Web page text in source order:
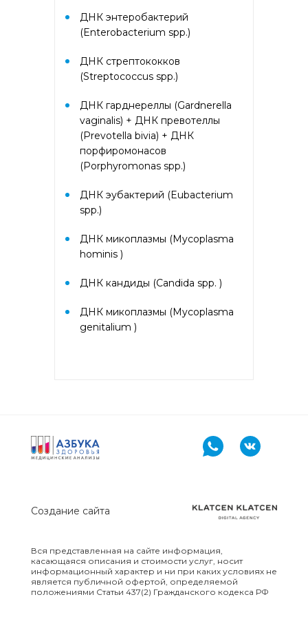
rPhl p5b, Тимофеевка луговая,
аллергокомпонент, g214 rPhl p7,
Аллергокомплекс «Прогноз
травы» IgE (ImmunoCAP)
(аллергокомпоненты: Амброзия
w230 nAmb a1, Полынь, w231
nArt v1 и w233 nArt v3,
Тимофеевка луговая, g214 rPhl
p7, rPhl p12)
Аллергокомплекс перед
вакцинацией IgE (ImmunoCap)
f245, Триптаза)
Аллергокомплекс
предоперационный IgE
Желатин коровий с74, Латекс
k82, Хлоргексидин с8)
дополнительные
ингаляционные: курица, тополь)
(основные ингаляционные
основные пищевые: яичный
белок, молоко; дополнительные
пищевые: арахис)
ДНК энтеробактерий
(Enterobacterium spp.)
ДНК стрептококков
(Streptococcus spp.)
ДНК гарднереллы (Gardnerella
vaginalis) + ДНК превотеллы
(Prevotella bivia) + ДНК
порфиромонасов
(Porphyromonas spp.)
ДНК эубактерий (Eubacterium
spp.)
ДНК микоплазмы (Mycoplasma
hominis )
ДНК кандиды (Candida spp. )
ДНК микоплазмы (Mycoplasma
genitalium )
Вся представленная на сайте информация,
касающаяся описания и стоимости услуг, носит
информационный характер и ни при каких условиях не
является публичной офертой, определяемой
положениями Статьи 437(2) Гражданского кодекса РФ
Создание сайта